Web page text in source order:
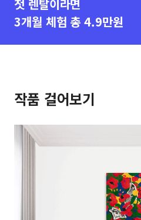
첫 렌탈이라면
3개월 체험 총 4.9만원
작품 걸어보기